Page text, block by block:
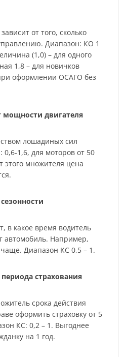
от того, сколько
Диапазон: КО 1
(1,0) – для одного
1,8 – для новичков
оформлении ОСАГО без
двигателя
лошадиных сил
1,6, для моторов от 50
этого множителя цена
в какое время водитель
автомобиль. Например,
Диапазон КС 0,5 – 1.
страхования
срока действия
оформить страховку от 5
КС: 0,2 – 1. Выгоднее
на 1 год.